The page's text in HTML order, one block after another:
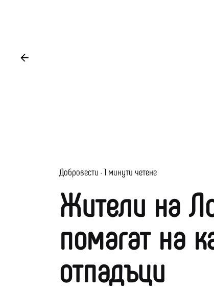
Добровести 1 минути четене
Жители на
помагат на
отпадъци